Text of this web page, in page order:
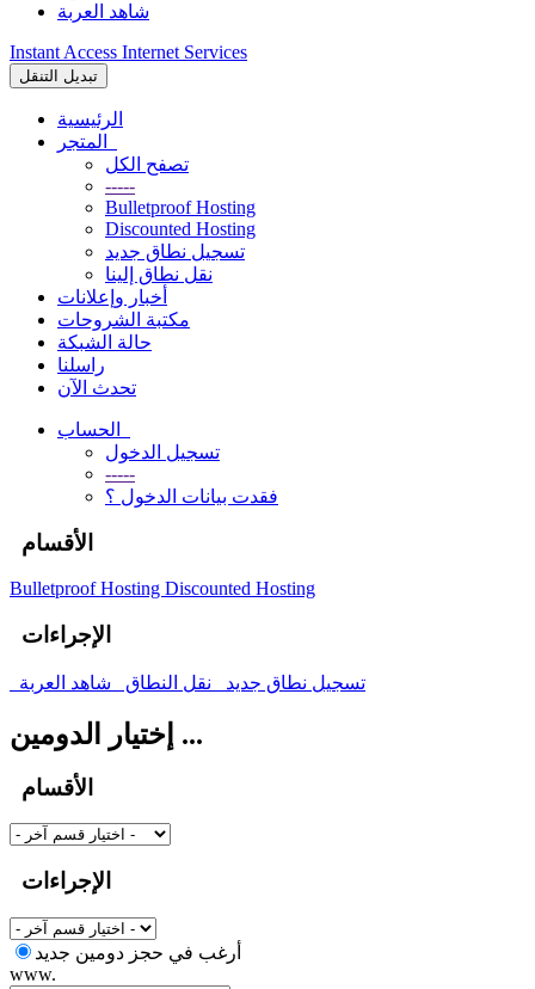
شاهد العربة
Instant Access Internet Services
تبديل التنقل
الرئيسية
تصفح الكل
-----
Bulletproof Hosting
Discounted Hosting
تسجيل نطاق جديد
نقل نطاق إلينا
أخبار وإعلانات
مكتبة الشروحات
حالة الشبكة
راسلنا
تحدث الآن
تسجيل الدخول
-----
فقدت بيانات الدخول ؟
الأقسام
Bulletproof Hosting Discounted Hosting
الإجراءات
تسجيل نطاق جديد نقل النطاق شاهد العربة
إختيار الدومين ...
الأقسام
الإجراءات
أرغب في حجز دومين جديد
www.